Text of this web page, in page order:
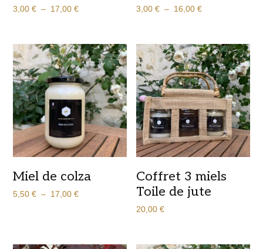
3,00€ – 17,00€Plage
3,00 €
à
17,00 €
3,00€ – 16,00€Plage
3,00 €
à
16,00 €
Miel de colza
5,50€ – 17,00€Plage
Coffret 3 miels
Toile de jute
20,00€